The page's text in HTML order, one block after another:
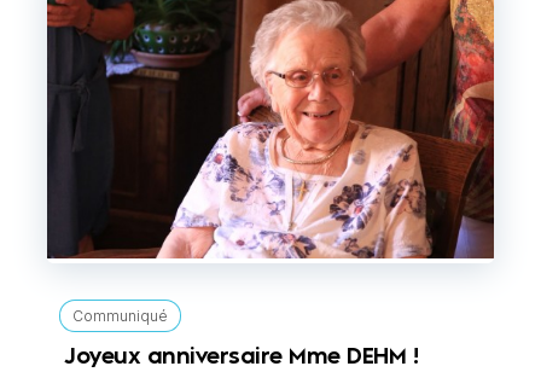
Communiqué
Joyeux anniversaire Mme DEHM !